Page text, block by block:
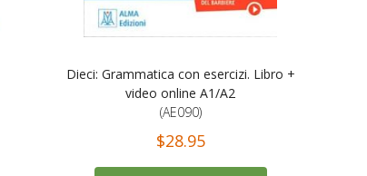
Dieci: Grammatica con esercizi. Libro +
video online A1/A2
(AE090)
$28.95